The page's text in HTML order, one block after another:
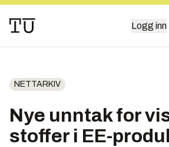
Logg inn
NETTARKIV
Nye unntak for
stoffer i EE-